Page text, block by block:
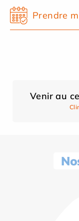
Prendre
Venir au